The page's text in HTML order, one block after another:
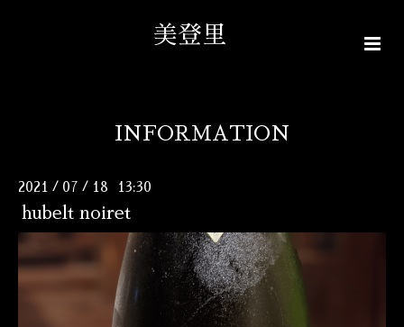
美登里
INFORMATION
2021 / 07 / 18 13:30
hubelt noiret